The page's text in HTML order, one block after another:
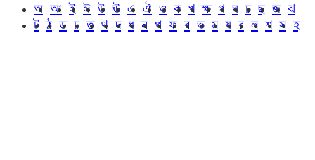
অ আ ই ঈ উ ঊ এ ঐ ও ক খ ক্ষ গ ঘ চ ছ জ ঝ
ট ঠ ড ঢ ত থ দ ধ ন প ফ ব ভ ম য র ল শ স হ